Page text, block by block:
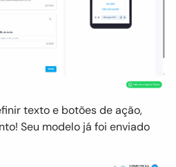
texto e botões de ação,
Seu modelo já foi enviado